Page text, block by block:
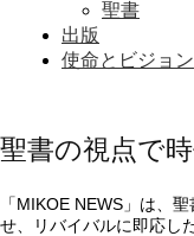
聖書
出版
使命とビジョン
聖書の視点で
「MIKOE NEWS」は、
せ、リバイバルに即応し